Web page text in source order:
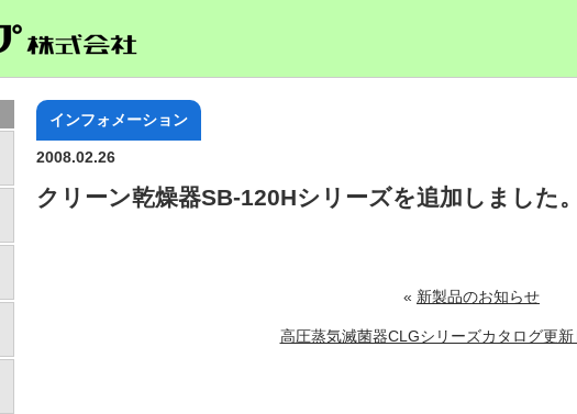
インフォメーション
2008.02.26
クリーン乾燥器SB-120Hシリーズを追加しました。
« 新製品のお知らせ
高圧蒸気滅菌器CLGシリーズカタログ更新